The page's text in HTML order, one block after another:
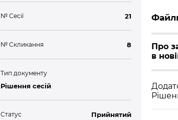
№ Сесії 21
№ Скликання 8
Тип документу
Рішення сесій
Статус Прийнятий
Про
в